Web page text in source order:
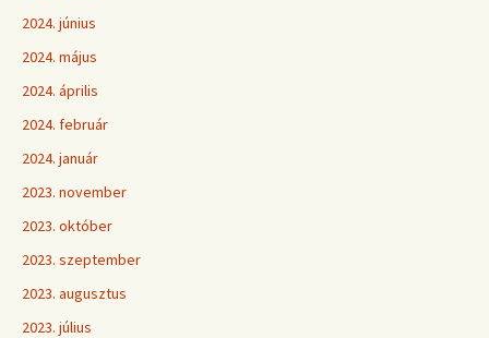
2024. június
2024. május
2024. április
2024. február
2024. január
2023. november
2023. október
2023. szeptember
2023. augusztus
2023. július